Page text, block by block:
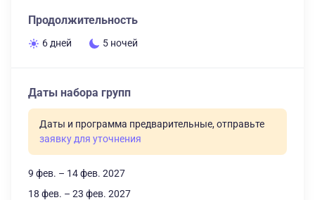
Продолжительность
6 дней 5 ночей
Даты набора групп
Даты и программа предварительные, отправьте
заявку для уточнения
9 фев. – 14 фев. 2027
18 фев. – 23 фев. 2027